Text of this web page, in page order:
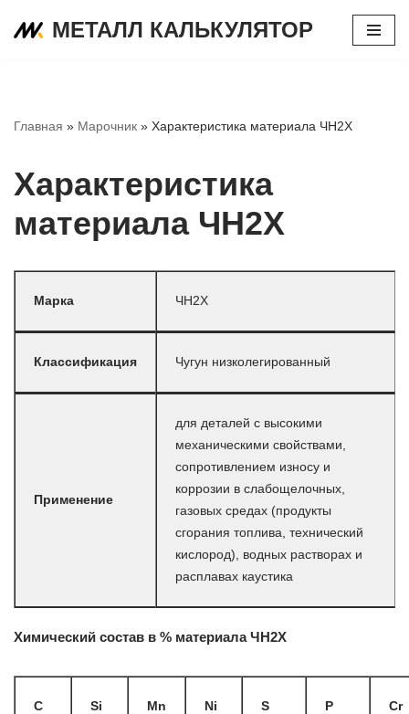
МЕТАЛЛ КАЛЬКУЛЯТОР
Главная » Марочник » Характеристика материала ЧН2Х
Характеристика
материала ЧН2Х
Марка ЧН2Х
Классификация Чугун низколегированный
Применение
для деталей с высокими
механическими свойствами,
сопротивлением износу и
коррозии в слабощелочных,
газовых средах (продукты
сгорания топлива, технический
кислород), водных растворах и
расплавах каустика
Химический состав в % материала ЧН2Х
C Si Mn Ni S P Cr